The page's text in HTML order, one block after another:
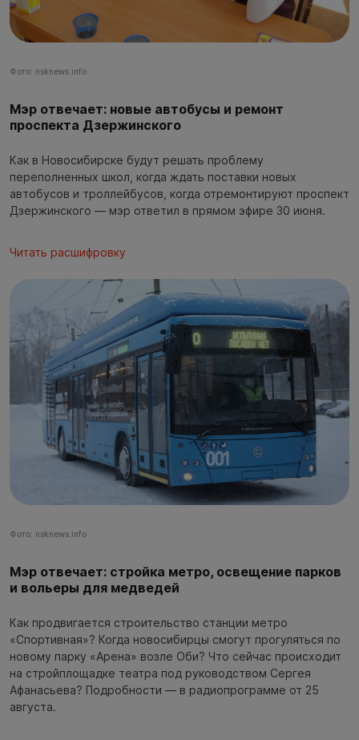
Фото: nsknews.info
Мэр отвечает: новые автобусы и ремонт
проспекта Дзержинского
Как в Новосибирске будут решать проблему
переполненных школ, когда ждать поставки новых
автобусов и троллейбусов, когда отремонтируют проспект
Дзержинского — мэр ответил в прямом эфире 30 июня.
Читать расшифровку
Фото: nsknews.info
Мэр отвечает: стройка метро, освещение парков
и вольеры для медведей
Как продвигается строительство станции метро
«Спортивная»? Когда новосибирцы смогут прогуляться по
новому парку «Арена» возле Оби? Что сейчас происходит
на стройплощадке театра под руководством Сергея
Афанасьева? Подробности — в радиопрограмме от 25
августа.